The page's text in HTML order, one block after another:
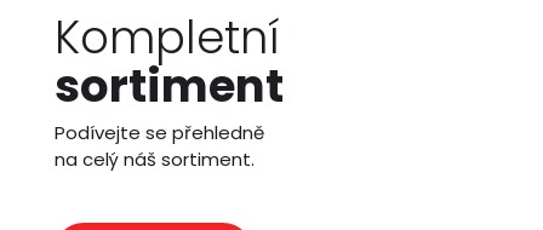
Kompletní
sortiment
Podívejte se přehledně
na celý náš sortiment.